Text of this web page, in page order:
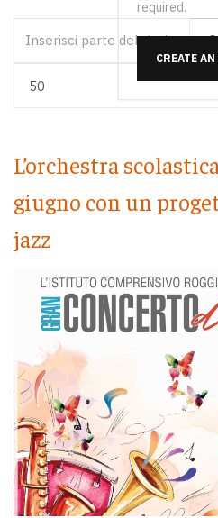
required.
CREATE
L’orchestra
giugno con un
jazz